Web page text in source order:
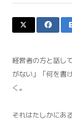
経営者の方と話し
がない」「何を書
く。
それはたしかにあ